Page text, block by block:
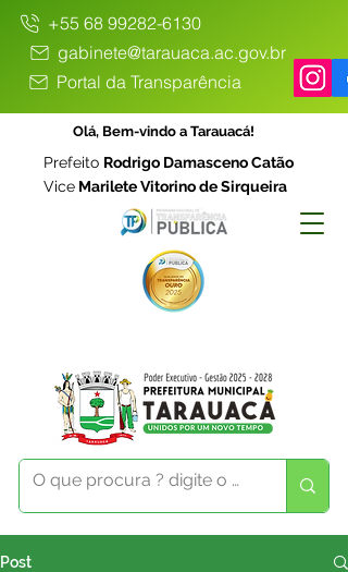
+55 68 99282-6130
gabinete@tarauaca.ac.gov.br
Portal da Transparência
Olá, Bem-vindo a Tarauacá!
Prefeito Rodrigo Damasceno Catão
Vice Marilete Vitorino de Sirqueira
Post